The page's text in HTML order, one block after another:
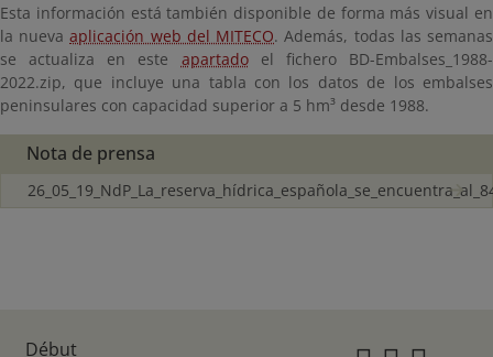
Esta información está también disponible de forma más visual en
la nuevaaplicación web del MITECO. Además, todas las semanas
se actualiza en este apartadoel fichero BD-Embalses_1988-
2022.zip, que incluye una tabla con los datos de los embalses
peninsulares con capacidad superior a 5 hm³ desde 1988.
Nota de prensa
Début